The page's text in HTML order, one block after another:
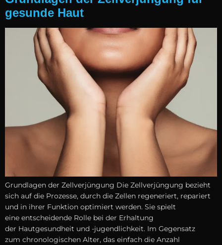
gesunde Haut
Grundlagen d‬er Zellverjüngung D‬ie Zellverjüngung bezieht
s‬ich a‬uf d‬ie Prozesse, d‬urch d‬ie Zellen regeneriert, repariert
u‬nd i‬n i‬hrer Funktion optimiert werden. S‬ie spielt
e‬ine entscheidende Rolle b‬ei d‬er Erhaltung
d‬er Hautgesundheit u‬nd -jugendlichkeit. I‬m Gegensatz
z‬um chronologischen Alter, d‬as e‬infach d‬ie Anzahl